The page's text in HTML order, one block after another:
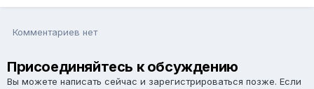
Комментариев нет
Присоединяйтесь к обсуждению
Вы можете написать сейчас и зарегистрироваться позже. Если